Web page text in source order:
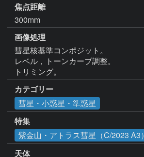
焦点距離
300mm
画像処理
彗星核基準コンポジット。
レベル，トーンカーブ調整。
カテゴリー
彗星・小惑星・準惑星
特集
紫金山・アトラス彗星（C/2023 A3）
天体